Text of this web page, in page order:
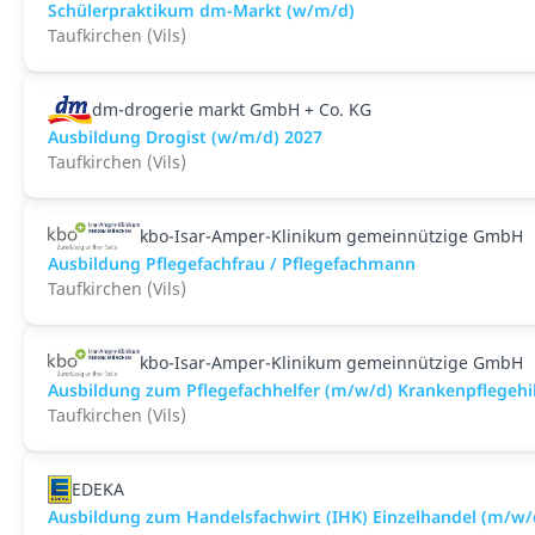
Schülerpraktikum dm-Markt (w/m/d)
Taufkirchen (Vils)
dm-drogerie markt GmbH + Co. KG
Ausbildung Drogist (w/m/d) 2027
Taufkirchen (Vils)
kbo-Isar-Amper-Klinikum gemeinnützige GmbH
Ausbildung Pflegefachfrau / Pflegefachmann
Taufkirchen (Vils)
kbo-Isar-Amper-Klinikum gemeinnützige GmbH
Ausbildung zum Pflegefachhelfer (m/w/d)
Taufkirchen (Vils)
EDEKA
Ausbildung zum Handelsfachwirt (IHK) Einzelhandel (m/